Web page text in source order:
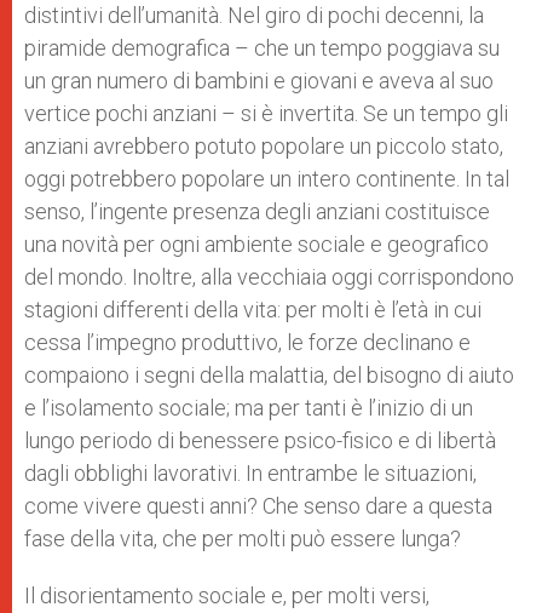
distintivi dell’umanità. Nel giro di pochi decenni, la
piramide demografica – che un tempo poggiava su
un gran numero di bambini e giovani e aveva al suo
vertice pochi anziani – si è invertita. Se un tempo gli
anziani avrebbero potuto popolare un piccolo stato,
oggi potrebbero popolare un intero continente. In tal
senso, l’ingente presenza degli anziani costituisce
una novità per ogni ambiente sociale e geografico
del mondo. Inoltre, alla vecchiaia oggi corrispondono
stagioni differenti della vita: per molti è l’età in cui
cessa l’impegno produttivo, le forze declinano e
compaiono i segni della malattia, del bisogno di aiuto
e l’isolamento sociale; ma per tanti è l’inizio di un
lungo periodo di benessere psico-fisico e di libertà
dagli obblighi lavorativi. In entrambe le situazioni,
come vivere questi anni? Che senso dare a questa
fase della vita, che per molti può essere lunga?
Il disorientamento sociale e, per molti versi,